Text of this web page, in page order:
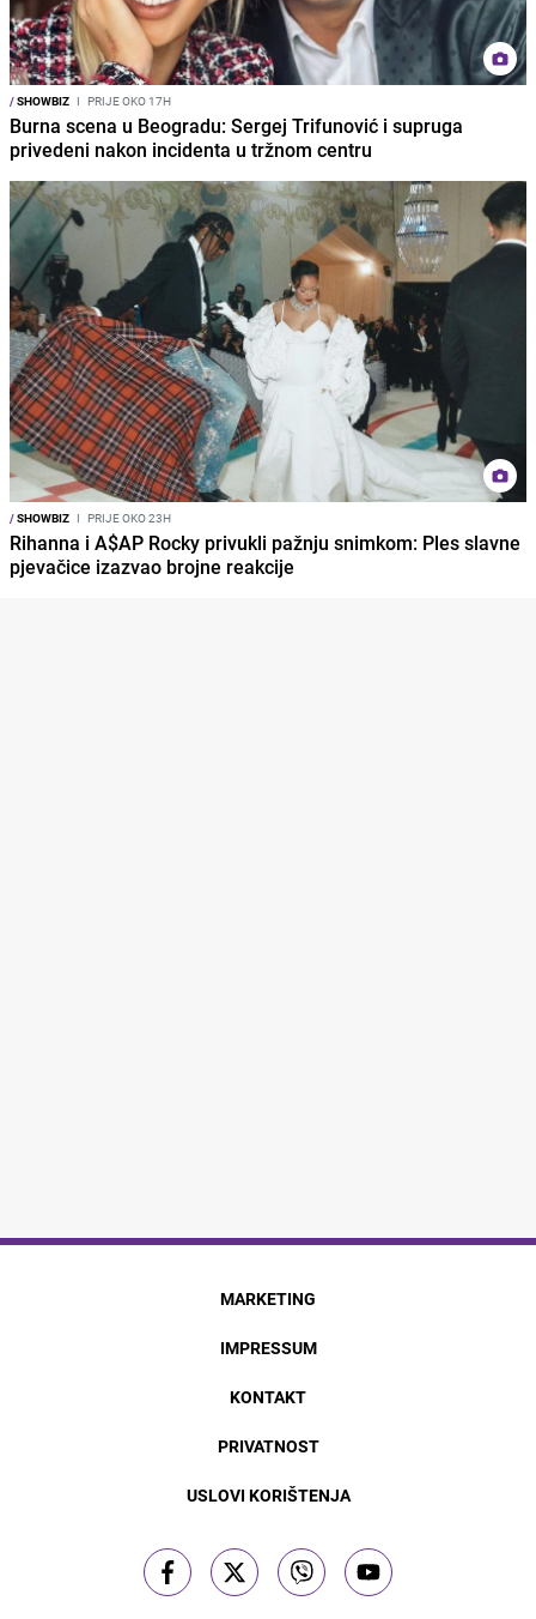
/SHOWBIZ I PRIJE OKO 17H
Burna scena u Beogradu: Sergej Trifunović i supruga
privedeni nakon incidenta u tržnom centru
/SHOWBIZ I PRIJE OKO 23H
Rihanna i A$AP Rocky privukli pažnju snimkom: Ples slavne
pjevačice izazvao brojne reakcije
MARKETING
IMPRESSUM
KONTAKT
PRIVATNOST
USLOVI KORIŠTENJA